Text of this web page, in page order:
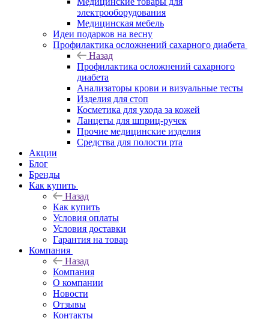
электрооборудования
Медицинская мебель
Идеи подарков на весну
Профилактика осложнений сахарного диабета
Назад
Профилактика осложнений сахарного
диабета
Анализаторы крови и визуальные тесты
Изделия для стоп
Косметика для ухода за кожей
Ланцеты для шприц-ручек
Прочие медицинские изделия
Средства для полости рта
Акции
Блог
Бренды
Как купить
Назад
Как купить
Условия оплаты
Условия доставки
Гарантия на товар
Компания
Назад
Компания
О компании
Новости
Отзывы
Контакты